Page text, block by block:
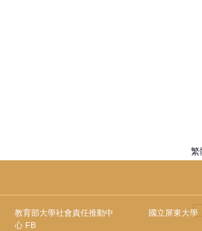
繁
教育部大學社會責任推動中
心 FB
國立屏東大學